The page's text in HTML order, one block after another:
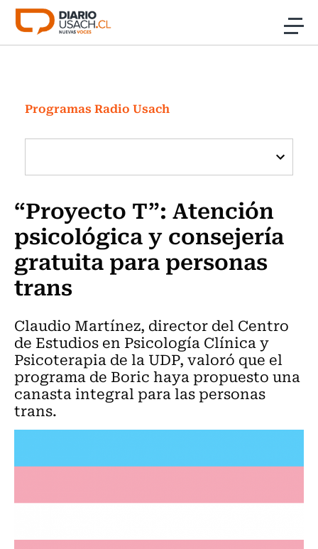
Click acá para ir directamente al contenido
Investigación
Cultura
Programas Radio y TV Usach
Programas Radio Usach
“Proyecto T”: Atención
psicológica y consejería
gratuita para personas
trans
Claudio Martínez, director del Centro
de Estudios en Psicología Clínica y
Psicoterapia de la UDP, valoró que el
programa de Boric haya propuesto una
canasta integral para las personas
trans.